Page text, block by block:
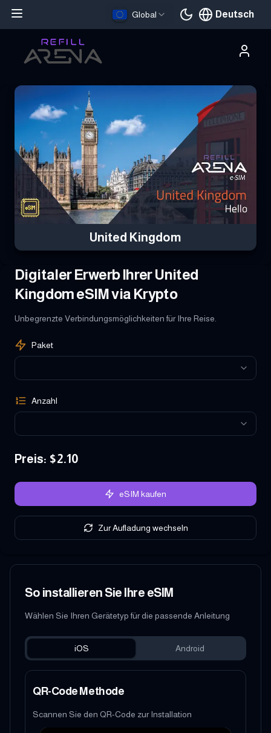
Global Deutsch
Aktuelle Sprache
United Kingdom
Digitaler Erwerb Ihrer United
Kingdom eSIM via Krypto
Unbegrenzte Verbindungsmöglichkeiten für Ihre Reise.
Paket
Anzahl
Preis: $2.10
eSIM kaufen
Zur Aufladung wechseln
So installieren Sie Ihre eSIM
Wählen Sie Ihren Gerätetyp für die passende Anleitung
iOS Android
QR-Code Methode
Scannen Sie den QR-Code zur Installation